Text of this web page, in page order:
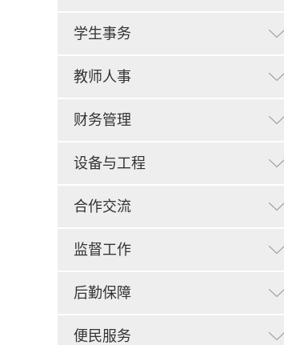
学生事务
教师人事
财务管理
设备与工程
合作交流
监督工作
后勤保障
便民服务